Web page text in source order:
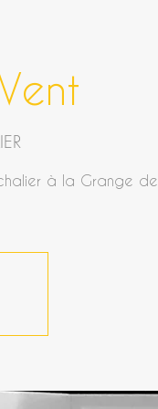
à la Grange de